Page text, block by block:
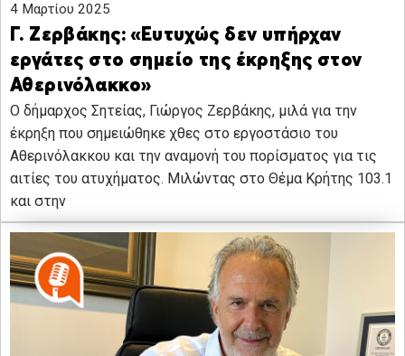
4 Μαρτίου 2025
Γ. Ζερβάκης: «Ευτυχώς δεν υπήρχαν
εργάτες στο σημείο της έκρηξης στον
Αθερινόλακκο»
Ο δήμαρχος Σητείας, Γιώργος Ζερβάκης, μιλά για την
έκρηξη που σημειώθηκε χθες στο εργοστάσιο του
Αθερινόλακκου και την αναμονή του πορίσματος για τις
αιτίες του ατυχήματος. Μιλώντας στο Θέμα Κρήτης 103.1
και στην